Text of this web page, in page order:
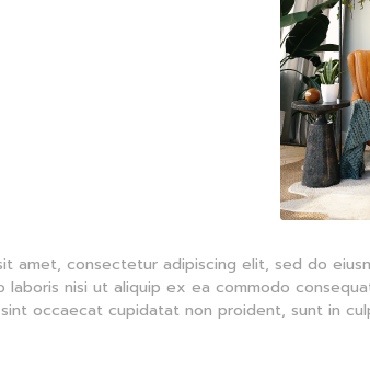
amet, consectetur adipiscing elit, sed do
laboris nisi ut aliquip ex ea commodo
occaecat cupidatat non proident, sunt in